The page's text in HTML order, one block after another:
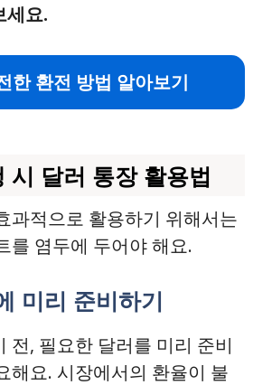
세요.
한 환전 방법 알아보기
시 달러 통장 활용법
과적으로 활용하기 위해서는
를 염두에 두어야 해요.
미리 준비하기
전, 필요한 달러를 미리 준비
해요. 시장에서의 환율이 불